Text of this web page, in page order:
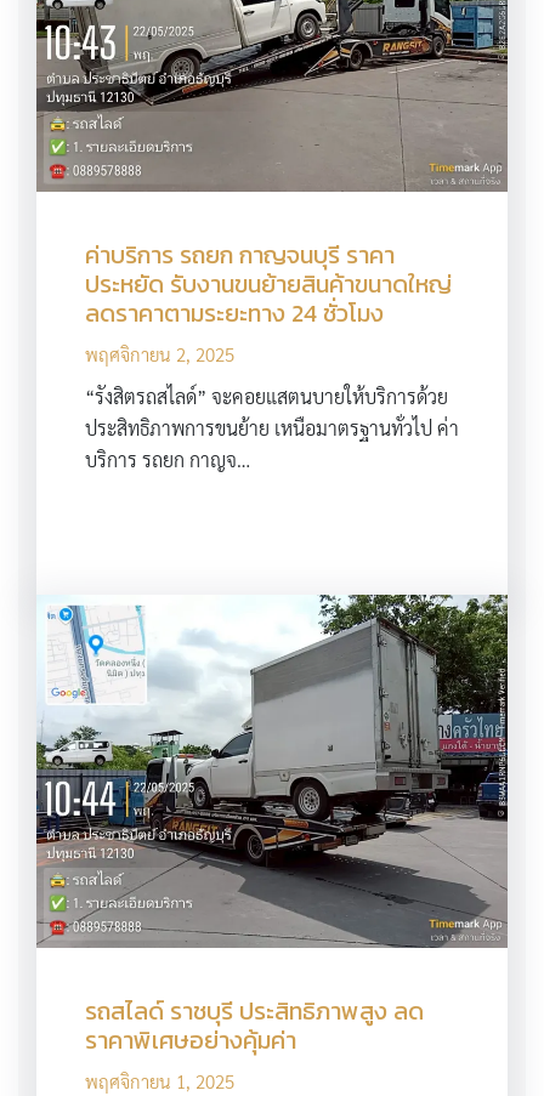
ค่าบริการ รถยก กาญจนบุรี ราคา
ประหยัด รับงานขนย้ายสินค้าขนาดใหญ่
ลดราคาตามระยะทาง 24 ชั่วโมง
พฤศจิกายน 2, 2025
“รังสิตรถสไลด์” จะคอยแสตนบายให้บริการด้วย
ประสิทธิภาพการขนย้าย เหนือมาตรฐานทั่วไป ค่า
บริการ รถยก กาญจ…
รถสไลด์ ราชบุรี ประสิทธิภาพสูง ลด
ราคาพิเศษอย่างคุ้มค่า
พฤศจิกายน 1, 2025